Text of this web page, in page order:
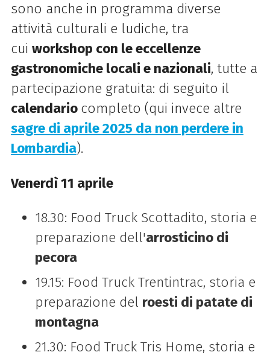
sono anche in programma diverse
attività culturali e ludiche, tra
cui workshop con le eccellenze
gastronomiche locali e nazionali, tutte a
partecipazione gratuita: di seguito il
calendario completo (qui invece altre
sagre di aprile 2025 da non perdere in
Lombardia).
Venerdì 11 aprile
18.30: Food Truck Scottadito, storia e
preparazione dell'arrosticino di
pecora
19.15: Food Truck Trentintrac, storia e
preparazione del roesti di patate di
montagna
21.30: Food Truck Tris Home, storia e